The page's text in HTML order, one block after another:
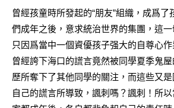
曾經孩童時所發起的“朋友”組織，成爲了
們成年之後，意求統治世界的集團，這
只因爲當中一個資優孩子强大的自尊心作
曾經誇下海口的謊言竟然被同學夏季鬼
歷所奪下了其他同學的關注，而這些又是
自己的謊言所導致，諷刺嗎？諷刺！所